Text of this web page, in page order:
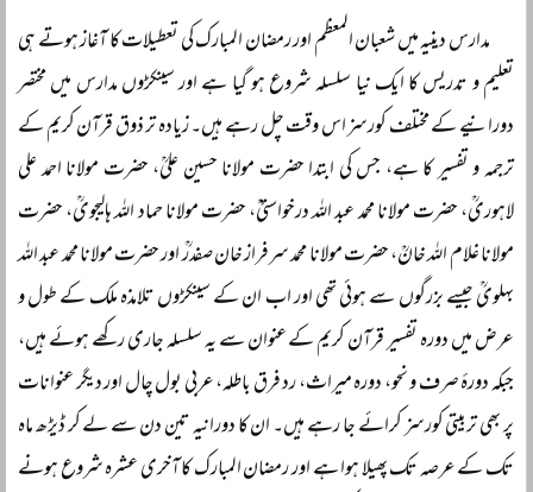
مدارس دینیہ میں شعبان المعظم اور رمضان المبارک کی تعطیلات کا آغاز ہوتے ہی
تعلیم و تدریس کا ایک نیا سلسلہ شروع ہو گیا ہے اور سینکڑوں مدارس میں مختصر
دورانیے کے مختلف کورسز اس وقت چل رہے ہیں۔ زیادہ تر ذوق قرآن کریم کے
ترجمہ و تفسیر کا ہے، جس کی ابتدا حضرت مولانا حسین علیؒ، حضرت مولانا احمد علی
لاہوریؒ، حضرت مولانا محمد عبد اللہ درخواستیؒ، حضرت مولانا حماد اللہ ہالیجویؒ، حضرت
مولانا غلام اللہ خانؒ، حضرت مولانا محمد سرفراز خان صفدرؒ اور حضرت مولانا محمد عبد اللہ
بہلویؒ جیسے بزرگوں سے ہوئی تھی اور اب ان کے سینکڑوں تلامذہ ملک کے طول و
عرض میں دورہ تفسیر قرآن کریم کے عنوان سے یہ سلسلہ جاری رکھے ہوئے ہیں،
جبکہ دورۂ صرف و نحو، دورہ میراث، رد فرق باطلہ، عربی بول چال اور دیگر عنوانات
پر بھی تربیتی کورسز کرائے جا رہے ہیں۔ ان کا دورانیہ تین دن سے لے کر ڈیڑھ ماہ
تک کے عرصہ تک پھیلا ہوا ہے اور رمضان المبارک کا آخری عشرہ شروع ہونے